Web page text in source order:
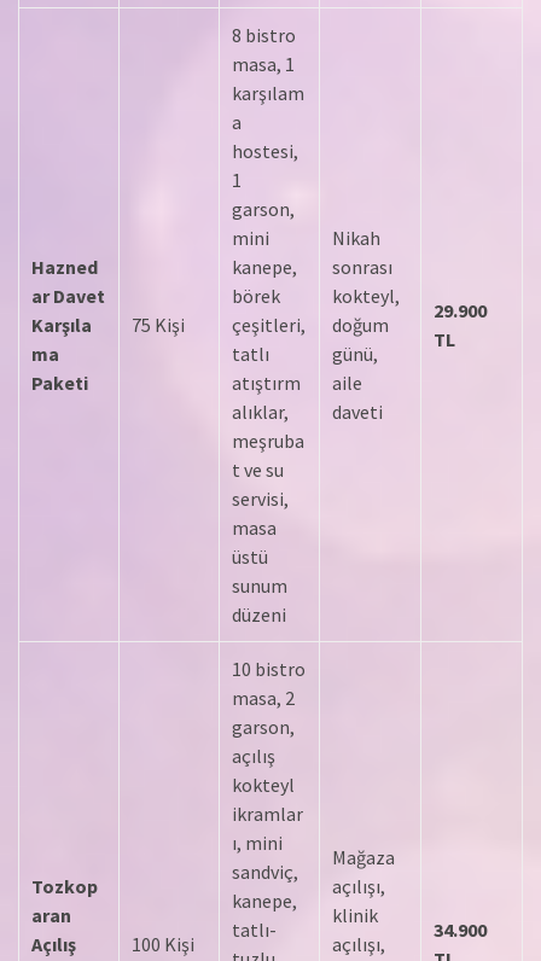
Hazned
ar Davet
Karşıla
ma
Paketi
75 Kişi
8 bistro
masa, 1
karşılam
a
hostesi,
1
garson,
mini
kanepe,
börek
çeşitleri,
tatlı
atıştırm
alıklar,
meşruba
t ve su
servisi,
masa
üstü
sunum
düzeni
Nikah
sonrası
kokteyl,
doğum
günü,
aile
daveti
29.900
TL
Tozkop
aran
Açılış
100 Kişi
10 bistro
masa, 2
garson,
açılış
kokteyl
ikramlar
ı, mini
sandviç,
kanepe,
tatlı-
Mağaza
açılışı,
klinik
açılışı,
34.900